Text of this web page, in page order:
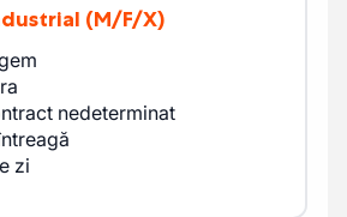
(M/F/X)
nedeterminat
zi